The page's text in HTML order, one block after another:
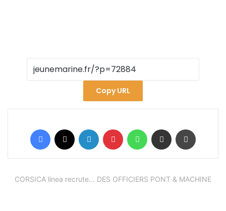
Copy URL
Facebook Linkedin Pinterest WhatsAppPartager par email
CORSICA linea recrute... DES OFFICIERS PONT & MACHINE